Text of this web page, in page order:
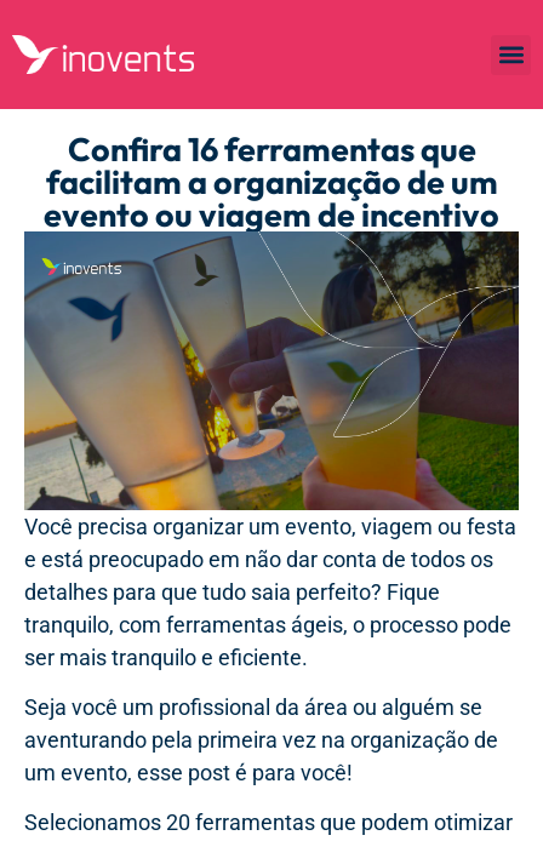
Confira 16 ferramentas que
facilitam a organização de um
evento ou viagem de incentivo
Você precisa organizar um evento, viagem ou festa
e está preocupado em não dar conta de todos os
detalhes para que tudo saia perfeito? Fique
tranquilo, com ferramentas ágeis, o processo pode
ser mais tranquilo e eficiente.
Seja você um profissional da área ou alguém se
aventurando pela primeira vez na organização de
um evento, esse post é para você!
Selecionamos 20 ferramentas que podem otimizar